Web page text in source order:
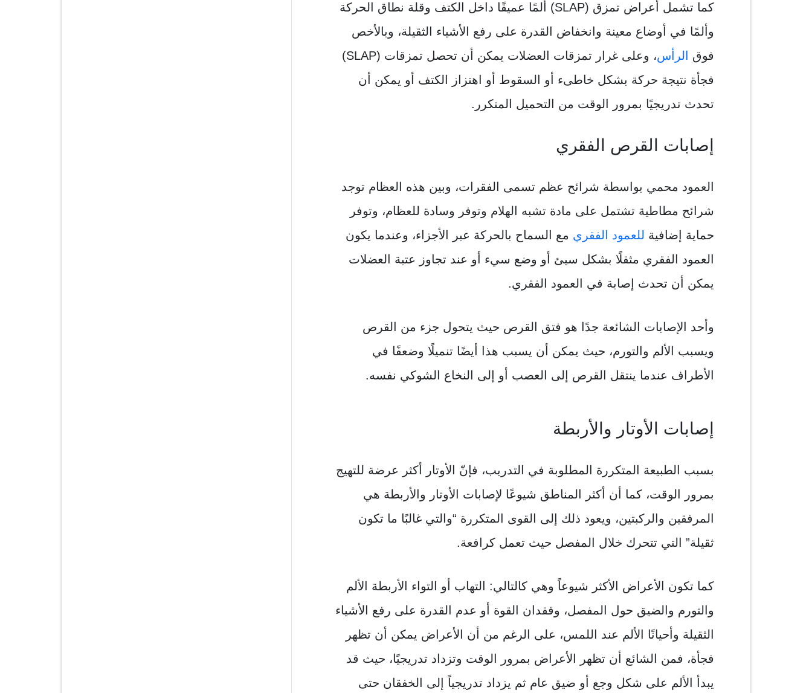
كما تشمل أعراض تمزق (SLAP) ألمًا عميقًا داخل الكتف وقلة نطاق الحركة
وألمًا في أوضاع معينة وانخفاض القدرة على رفع الأشياء الثقيلة، وبالأخص
فوق
الرأس
، وعلى غرار تمزقات العضلات يمكن أن تحصل تمزقات (SLAP)
فجأة نتيجة حركة بشكل خاطىء أو السقوط أو اهتزاز الكتف أو يمكن أن
تحدث تدريجيًا بمرور الوقت من التحميل المتكرر.
إصابات القرص الفقري
العمود محمي بواسطة شرائح عظم تسمى الفقرات، وبين هذه العظام توجد
شرائح مطاطية تشتمل على مادة تشبه الهلام وتوفر وسادة للعظام، وتوفر
حماية إضافية للعمود الفقري مع السماح بالحركة عبر الأجزاء، وعندما يكون
العمود الفقري مثقلًا بشكل سيئ أو وضع سيء أو عند تجاوز عتبة العضلات
يمكن أن تحدث إصابة في العمود الفقري.
وأحد الإصابات الشائعة جدًا هو فتق القرص حيث يتحول جزء من القرص
ويسبب الألم والتورم، حيث يمكن أن يسبب هذا أيضًا تنميلًا وضعفًا في
الأطراف عندما ينتقل القرص إلى العصب أو إلى النخاع الشوكي نفسه.
إصابات الأوتار والأربطة
بسبب الطبيعة المتكررة المطلوبة في التدريب، فإنّ الأوتار أكثر عرضة للتهيج
بمرور الوقت، كما أن أكثر المناطق شيوعًا لإصابات الأوتار والأربطة هي
المرفقين والركبتين، ويعود ذلك إلى القوى المتكررة “والتي غالبًا ما تكون
ثقيلة” التي تتحرك خلال المفصل حيث تعمل كرافعة.
كما تكون الأعراض الأكثر شيوعاً وهي كالتالي: التهاب أو التواء الأربطة الألم
والتورم والضيق حول المفصل، وفقدان القوة أو عدم القدرة على رفع الأشياء
الثقيلة وأحيانًا الألم عند اللمس، على الرغم من أن الأعراض يمكن أن تظهر
فجأة، فمن الشائع أن تظهر الأعراض بمرور الوقت وتزداد تدريجيًا، حيث قد
يبدأ الألم على شكل وجع أو ضيق عام ثم يزداد تدريجياً إلى الخفقان حتى